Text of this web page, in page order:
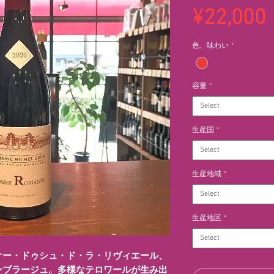
・ドゥシュ・ド・ラ・リヴィエール、
ラージュ。多様なテロワールが生み出
¥22,000
色、味わい *
容量 *
Select
生産国 *
Select
生産地域 *
Select
生産地区 *
Select